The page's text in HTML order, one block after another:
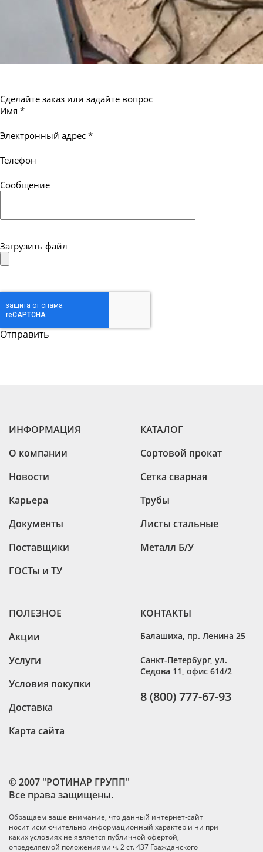
Сделайте заказ или задайте вопрос
Имя *
Электронный адрес *
Телефон
Сообщение
Загрузить файл
© 2007 "РОТИНАР ГРУПП"
Все права защищены.
Обращаем ваше внимание, что данный интернет-сайт
носит исключительно информационный характер и ни при
каких условиях не является публичной офертой,
определяемой положениями ч. 2 ст. 437 Гражданского
ИНФОРМАЦИЯ
О компании
Новости
Карьера
Документы
Поставщики
ГОСТы и ТУ
КАТАЛОГ
Сортовой прокат
Сетка сварная
Трубы
Листы стальные
Металл Б/У
ПОЛЕЗНОЕ
Акции
Услуги
Условия покупки
Доставка
Карта сайта
КОНТАКТЫ
Балашиха пр. Ленина 25
Санкт-Петербург, ул.
Седова 11, офис 614/2
8 (800) 777-67-93